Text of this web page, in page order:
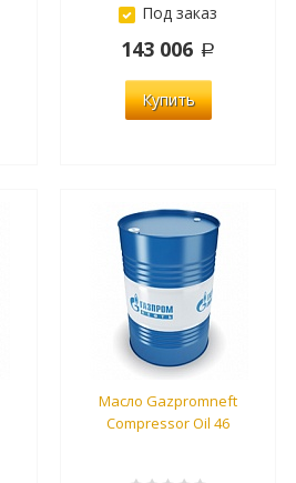
Под заказ
143 006
Купить
Масло Gazpromneft
Compressor Oil 46